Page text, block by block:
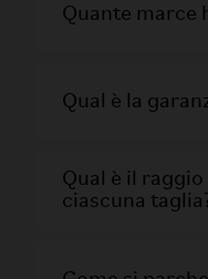
Quante marce
Qual è la
Qual è il
ciascuna